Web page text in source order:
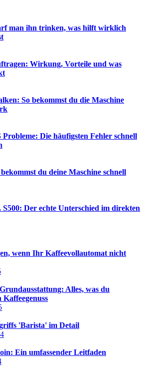
man ihn trinken, was hilft wirklich
Wirkung, Vorteile und was
So bekommst du die Maschine
Die häufigsten Fehler schnell
du deine Maschine schnell
S500: Der echte Unterschied im direkten
wenn Ihr Kaffeevollautomat nicht
Alles, was du
'Barista' im Detail
Ein umfassender Leitfaden